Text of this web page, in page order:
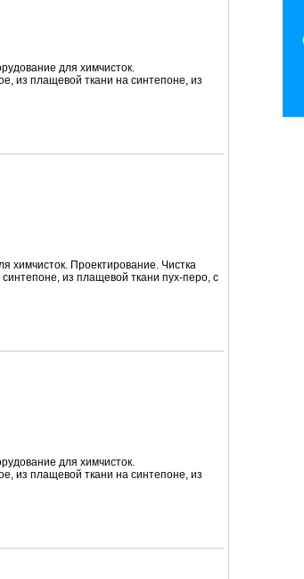
для химчисток.
из плащевой ткани на синтепоне, из
химчисток. Проектирование. Чистка
из плащевой ткани пух-перо, с
для химчисток.
из плащевой ткани на синтепоне, из